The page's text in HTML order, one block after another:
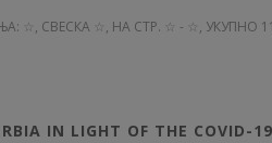
☆ , СВЕСКА ☆, НА СТР. ☆ - ☆, УКУПНО
IN LIGHT OF THE COVID-